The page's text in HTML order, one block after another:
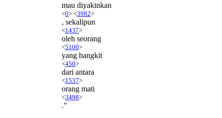
mau diyakinkan
<0> <3982>
, sekalipun
<1437>
oleh seorang
<5100>
yang bangkit
<450>
dari antara
<1537>
orang mati
<3498>
."